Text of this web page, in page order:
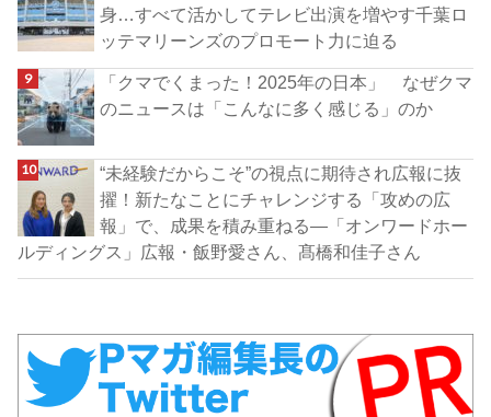
身…すべて活かしてテレビ出演を増やす千葉ロ
ッテマリーンズのプロモート力に迫る
「クマでくまった！2025年の日本」 なぜクマ
のニュースは「こんなに多く感じる」のか
“未経験だからこそ”の視点に期待され広報に抜
擢！新たなことにチャレンジする「攻めの広
報」で、成果を積み重ねる―「オンワードホー
ルディングス」広報・飯野愛さん、髙橋和佳子さん